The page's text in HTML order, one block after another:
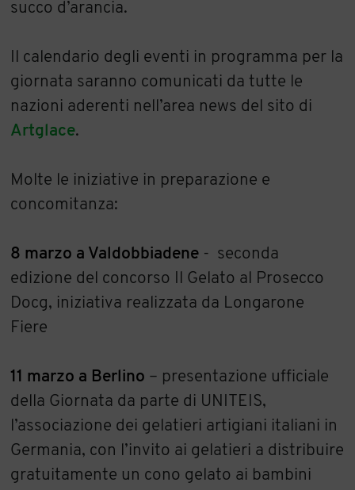
succo d’arancia.
Il calendario degli eventi in programma per la
giornata saranno comunicati da tutte le
nazioni aderenti nell’area news del sito di
Artglace.
Molte le iniziative in preparazione e
concomitanza:
8 marzo a Valdobbiadene - seconda
edizione del concorso Il Gelato al Prosecco
Docg, iniziativa realizzata da Longarone
Fiere
11 marzo a Berlino – presentazione ufficiale
della Giornata da parte di UNITEIS,
l’associazione dei gelatieri artigiani italiani in
Germania, con l’invito ai gelatieri a distribuire
gratuitamente un cono gelato ai bambini